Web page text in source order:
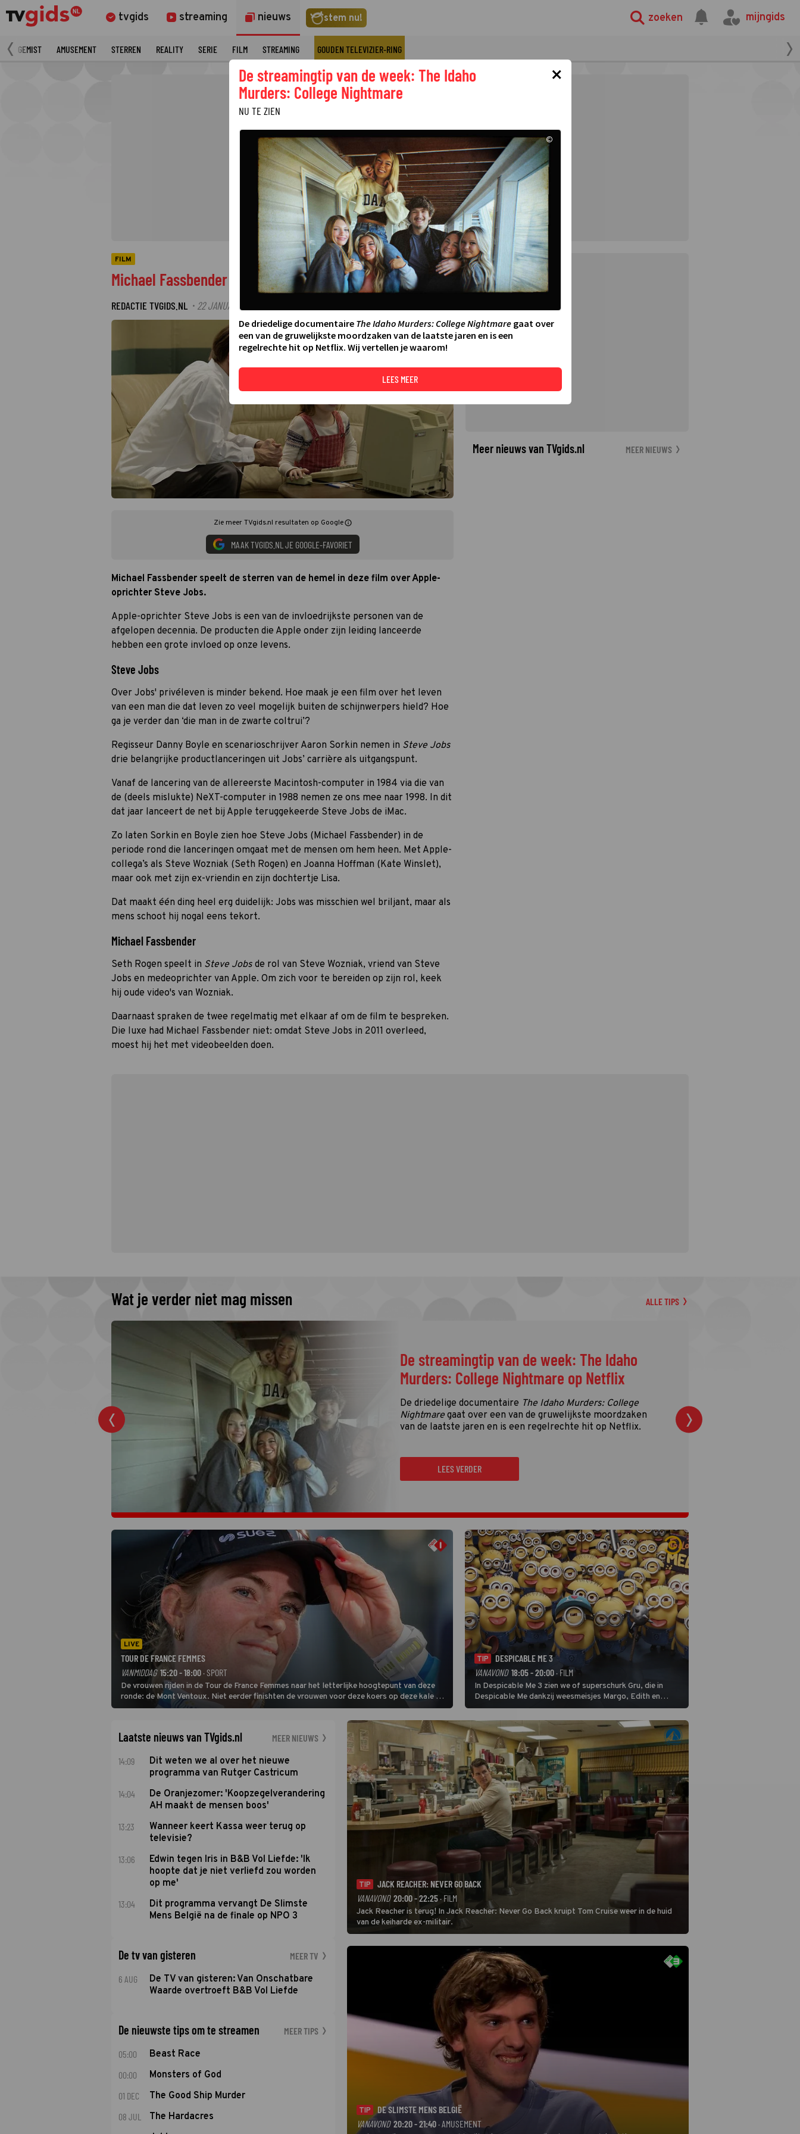
tvgids streaming nieuws stem nu! zoeken mijngids
GEMIST AMUSEMENT STERREN REALITY SERIE FILM STREAMING GOUDEN TELEVIZIER-RING
FILM
Michael Fassbender is Steve Jobs
REDACTIE TVGIDS.NL · 22 JANUARI 2021 14:40
©
Zie meer TVgids.nl resultaten op Google
MAAK TVGIDS.NL JE GOOGLE-FAVORIET
Michael Fassbender speelt de sterren van de hemel in deze film over Apple-
oprichter Steve Jobs.
Apple-oprichter Steve Jobs is een van de invloedrijkste personen van de
afgelopen decennia. De producten die Apple onder zijn leiding lanceerde
hebben een grote invloed op onze levens.
Steve Jobs
Over Jobs' privéleven is minder bekend. Hoe maak je een film over het leven
van een man die dat leven zo veel mogelijk buiten de schijnwerpers hield? Hoe
ga je verder dan ‘die man in de zwarte coltrui’?
Regisseur Danny Boyle en scenarioschrijver Aaron Sorkin nemen in Steve Jobs
drie belangrijke productlanceringen uit Jobs’ carrière als uitgangspunt.
Vanaf de lancering van de allereerste Macintosh-computer in 1984 via die van
de (deels mislukte) NeXT-computer in 1988 nemen ze ons mee naar 1998. In dit
dat jaar lanceert de net bij Apple teruggekeerde Steve Jobs de iMac.
Zo laten Sorkin en Boyle zien hoe Steve Jobs (Michael Fassbender) in de
periode rond die lanceringen omgaat met de mensen om hem heen. Met Apple-
collega’s als Steve Wozniak (Seth Rogen) en Joanna Hoffman (Kate Winslet),
maar ook met zijn ex-vriendin en zijn dochtertje Lisa.
Dat maakt één ding heel erg duidelijk: Jobs was misschien wel briljant, maar als
mens schoot hij nogal eens tekort.
Michael Fassbender
Seth Rogen speelt in Steve Jobs de rol van Steve Wozniak, vriend van Steve
Jobs en medeoprichter van Apple. Om zich voor te bereiden op zijn rol, keek
hij oude video's van Wozniak.
Daarnaast spraken de twee regelmatig met elkaar af om de film te bespreken.
Die luxe had Michael Fassbender niet: omdat Steve Jobs in 2011 overleed,
moest hij het met videobeelden doen.
Meer nieuws van TVgids.nl MEER NIEUWS
Wat je verder niet mag missen ALLE TIPS
De streamingtip van de week: The Idaho
Murders: College Nightmare op Netflix
De driedelige documentaire The Idaho Murders: College
Nightmare gaat over een van de gruwelijkste moordzaken
van de laatste jaren en is een regelrechte hit op Netflix.
LEES VERDER
LIVE
TOUR DE FRANCE FEMMES
VANMIDDAG 15:20 - 18:00 · SPORT
De vrouwen rijden in de Tour de France Femmes naar het letterlijke hoogtepunt van deze
ronde: de Mont Ventoux. Niet eerder finishten de vrouwen voor deze koers op deze kale col
uit de buitencategorie. De aanloop naar de slotklim is vlak.
TIP
DESPICABLE ME 3
VANAVOND 18:05 - 20:00 · FILM
In Despicable Me 3 zien we of superschurk Gru, die in
Despicable Me dankzij weesmeisjes Margo, Edith en
Agnes de overstap naar het rechte pad maakte, ook op
dat pad weet te blijven.
Laatste nieuws van TVgids.nl MEER NIEUWS
14:09
Dit weten we al over het nieuwe
programma van Rutger Castricum
14:04
De Oranjezomer: 'Koopzegelverandering
AH maakt de mensen boos'
13:23
Wanneer keert Kassa weer terug op
televisie?
13:06
Edwin tegen Iris in B&B Vol Liefde: 'Ik
hoopte dat je niet verliefd zou worden
op me'
13:04
Dit programma vervangt De Slimste
Mens België na de finale op NPO 3
De tv van gisteren MEER TV
6 AUG
De TV van gisteren: Van Onschatbare
Waarde overtroeft B&B Vol Liefde
De nieuwste tips om te streamen MEER TIPS
05:00 Beast Race
00:00 Monsters of God
01 DEC The Good Ship Murder
08 JUL The Hardacres
TIP
JACK REACHER: NEVER GO BACK
VANAVOND 20:00 - 22:25· FILM
Jack Reacher is terug! In Jack Reacher: Never Go Back kruipt Tom Cruise weer in de huid
van de keiharde ex-militair.
TIP
DE SLIMSTE MENS BELGIË
VANAVOND 20:20 - 21:40 · AMUSEMENT
×
De streamingtip van de week: The Idaho
Murders: College Nightmare
NU TE ZIEN
©
De driedelige documentaire The Idaho Murders: College Nightmaregaat over
een van de gruwelijkste moordzaken van de laatste jaren en is een
regelrechte hit op Netflix. Wij vertellen je waarom!
LEES MEER